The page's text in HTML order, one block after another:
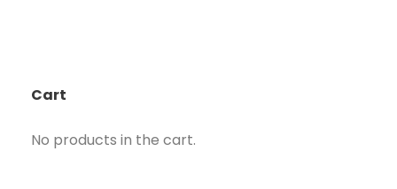
Cart
No products in the cart.